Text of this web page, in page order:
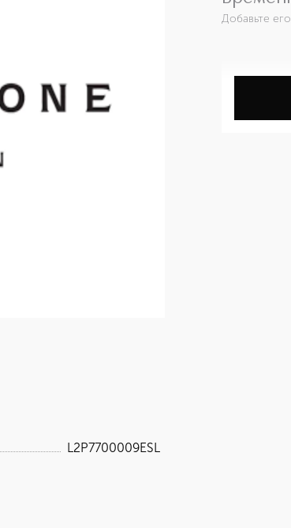
Добавьте
L2P7700009ESL